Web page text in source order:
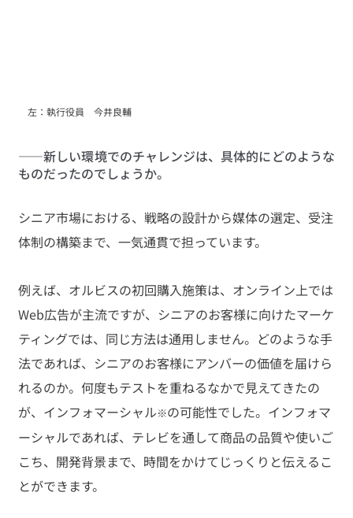
左：執行役員　今井良輔
――新しい環境でのチャレンジは、具体的にどのような
ものだったのでしょうか。
シニア市場における、戦略の設計から媒体の選定、受注
体制の構築まで、一気通貫で担っています。
例えば、オルビスの初回購入施策は、オンライン上では
Web広告が主流ですが、シニアのお客様に向けたマーケ
ティングでは、同じ方法は通用しません。どのような手
法であれば、シニアのお客様にアンバーの価値を届けら
れるのか。何度もテストを重ねるなかで見えてきたの
が、インフォマーシャル※の可能性でした。インフォマ
ーシャルであれば、テレビを通して商品の品質や使いご
こち、開発背景まで、時間をかけてじっくりと伝えるこ
とができます。